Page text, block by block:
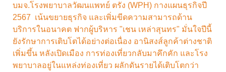
บมจ.โรงพยาบาลวัฒนแพทย์ ตรัง (WPH) กางแผนธุรกิจปี
2567 เน้นขยายธุรกิจ และเพิ่มขีดความสามารถด้าน
บริการในอนาคต ฟากผู้บริหาร "เชน เหล่าสุนทร" มั่นใจปีนี้
ยังรักษาการเติบโตได้อย่างต่อเนื่อง อานิสงส์ลูกค้าต่างชาติ
เพิ่มขึ้น หลังเปิดเมือง การท่องเที่ยวกลับมาคึกคัก และโรง
พยาบาลอยู่ในแหล่งท่องเที่ยว ผลักดันรายได้เติบโตกว่า